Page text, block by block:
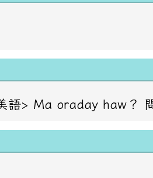
語> Ma oraday haw